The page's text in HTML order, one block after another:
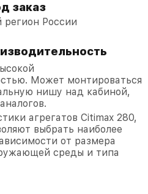
заказ
регион России
Может монтироваться
нишу над кабиной,
агрегатов Citimax 280,
выбрать наиболее
от размера
среды и типа